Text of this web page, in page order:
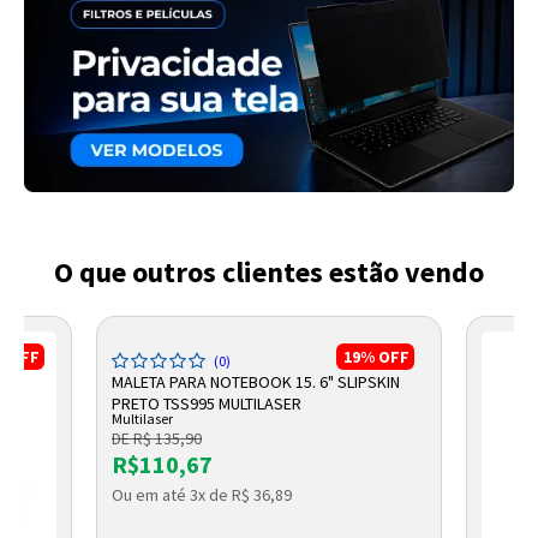
O que outros clientes estão vendo
OFF 19% OFF
(0)
MALETA PARA NOTEBOOK 15. 6" SLIPSKIN
PRETO TSS995 MULTILASER
Multilaser
DE R$ 135,90
R$110,67
Ou em até 3x de R$ 36,89